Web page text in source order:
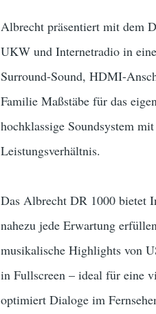
Albrecht präsentiert mit dem
UKW und Internetradio in
Surround-Sound, HDMI-
Familie Maßstäbe für das
hochklassige Soundsystem
Leistungsverhältnis.
Das Albrecht DR 1000 bietet
nahezu jede Erwartung
musikalische Highlights von
in Fullscreen – ideal für eine
optimiert Dialoge im